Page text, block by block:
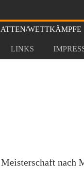
WETTKÄMPFE
LINKS
nach